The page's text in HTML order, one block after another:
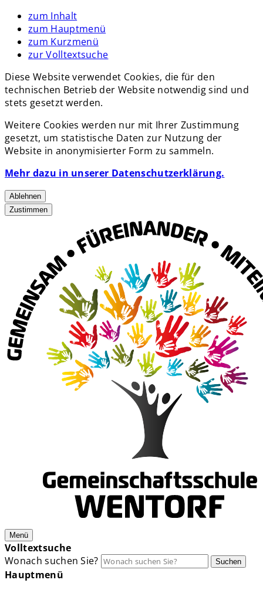
zum Inhalt
zum Hauptmenü
zum Kurzmenü
zur Volltextsuche
Diese Website verwendet Cookies, die für den
technischen Betrieb der Website notwendig sind und
stets gesetzt werden.
Weitere Cookies werden nur mit Ihrer Zustimmung
gesetzt, um statistische Daten zur Nutzung der
Website in anonymisierter Form zu sammeln.
Mehr dazu in unserer Datenschutzerklärung.
Ablehnen
Zustimmen
Menü
Volltextsuche
Wonach suchen Sie?
Suchen
Hauptmenü